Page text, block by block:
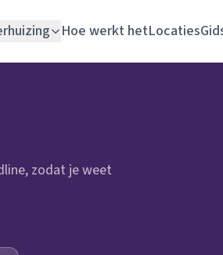
Schildersbedrijf
Hoe werkt hetLocaties
zodat je weet